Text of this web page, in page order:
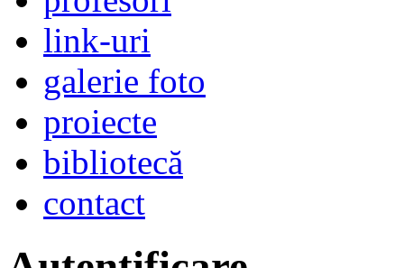
link-uri
galerie foto
proiecte
bibliotecă
contact